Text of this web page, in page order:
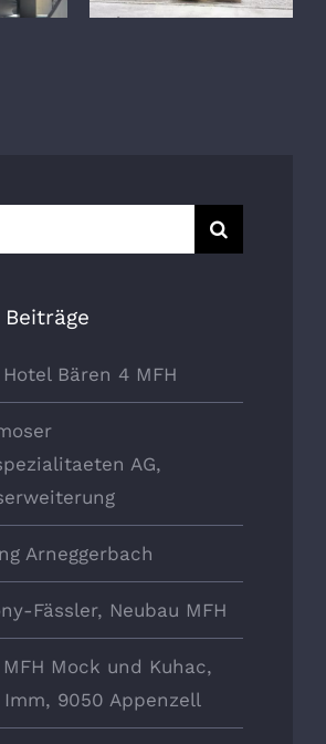
Bären 4 MFH
AG,
Arneggerbach
Fässler, Neubau MFH
MFH Mock und Kuhac,
9050 Appenzell